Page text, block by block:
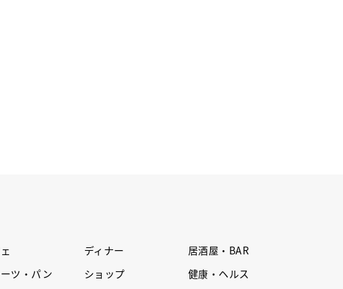
ディナー
居酒屋・BAR
ツ・パン ショップ
健康・ヘルス